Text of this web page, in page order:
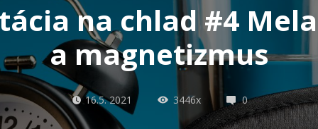
na chlad #4
a magnetizmus
16.5. 2021 3446x 0